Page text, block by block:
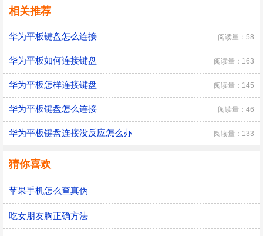
相关推荐
华为平板键盘怎么连接 阅读量：58
华为平板如何连接键盘 阅读量：163
华为平板怎样连接键盘 阅读量：145
华为平板键盘怎么连接 阅读量：46
华为平板键盘连接没反应怎么办 阅读量：133
猜你喜欢
苹果手机怎么查真伪
吃女朋友胸正确方法